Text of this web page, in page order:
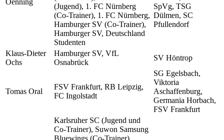
(Jugend), 1. FC Nürnberg
(Co-Trainer), 1. FC Nürnberg,
Hamburger SV (Co-Trainer),
Hamburger SV, Deutschland
Studenten
SpVg, TSG
Dülmen, SC
Pfullendorf
Klaus-Dieter
Ochs
Hamburger SV, VfL
Osnabrück
SV Höntrop
Tomas Oral
FSV Frankfurt, RB Leipzig,
FC Ingolstadt
SG Egelsbach,
Viktoria
Aschaffenburg,
Germania Horbach,
FSV Frankfurt
Karlsruher SC (Jugend und
Co-Trainer), Suwon Samsung
Bluewings (Co-Trainer),